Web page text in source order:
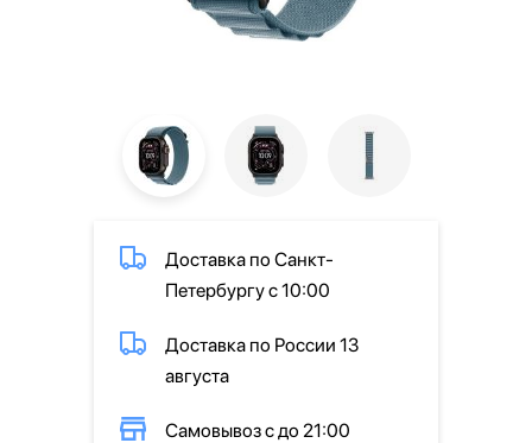
Доставка по Санкт-
Петербургу с 10:00
Доставка по России 13
августа
Самовывоз с до 21:00